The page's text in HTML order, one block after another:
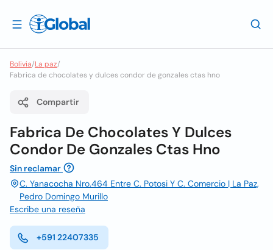
Bolivia/La paz/
Fabrica de chocolates y dulces condor de gonzales ctas hno
Compartir
Fabrica De Chocolates Y Dulces
Condor De Gonzales Ctas Hno
Sin reclamar
C. Yanacocha Nro.464 Entre C. Potosi Y C. Comercio | La Paz,
Pedro Domingo Murillo
Escribe una reseña
+591 22407335